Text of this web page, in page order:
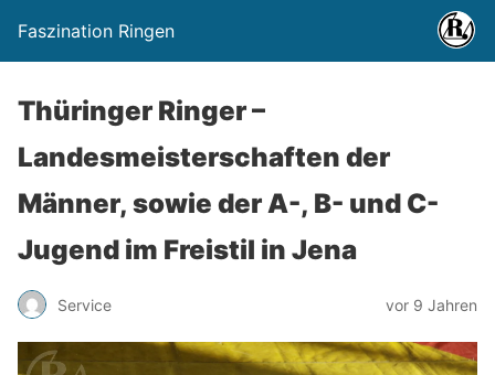
Faszination Ringen
Thüringer Ringer –
Landesmeisterschaften der
Männer, sowie der A-, B- und C-
Jugend im Freistil in Jena
Service vor 9 Jahren